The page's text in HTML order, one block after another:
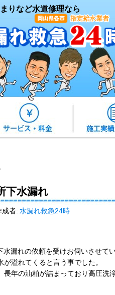
りなど水道修理なら
下水漏れ
成者: 水漏れ救急24時
漏れの依頼を受けお伺いさせて
溢れてくると言う事でした。
年の油粕が詰まっており高圧洗